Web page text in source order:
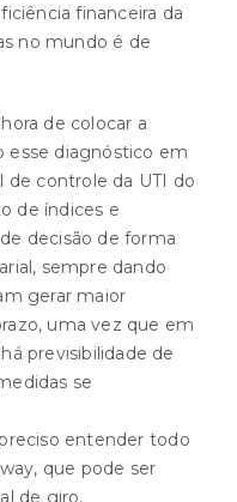
financeira da
no mundo é de
de colocar a
esse diagnóstico em
de controle da UTI do
de índices e
decisão de forma
sempre dando
gerar maior
uma vez que em
previsibilidade de
se
entender todo
que pode ser
de giro,